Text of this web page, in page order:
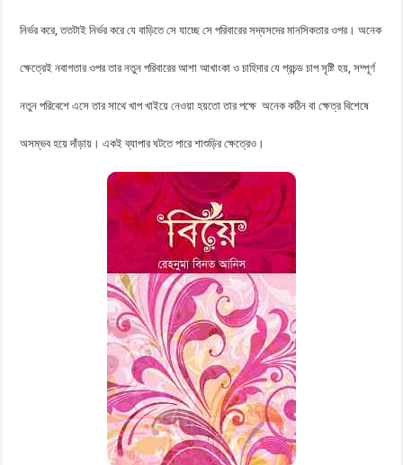
নির্ভর করে, ততটাই নির্ভর করে যে বাড়িতে সে যাচ্ছে সে পরিবারের সদ্যসদের মানসিকতার ওপর। অনেক
ক্ষেত্রেই নবাগতার ওপর তার নতুন পরিবারের আশা আখাংকা ও চাহিদার যে প্রচন্ড চাপ সৃষ্টি হয়, সম্পূর্ণ
নতুন পরিবেশে এসে তার সাথে খাপ খাইয়ে নেওয়া হয়তাে তার পক্ষে অনেক কঠিন বা ক্ষেত্র বিশেষে
অসম্ভব হয়ে দাঁড়ায়। একই ব্যাপার ঘটতে পারে শাশুড়ির ক্ষেত্রেও।